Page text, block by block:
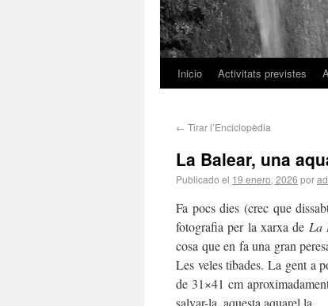
Inicio Activitats previstes
← Tirar l’Enciclopèdia
La Balear, una
Publicado el 19 enero, 2026 por
Fa pocs dies (crec que
fotografia per la xarxa de La
cosa que en fa una gran
Les veles tibades. La gent a
de 31×41 cm
salvar-la, aquesta aquarel.la.